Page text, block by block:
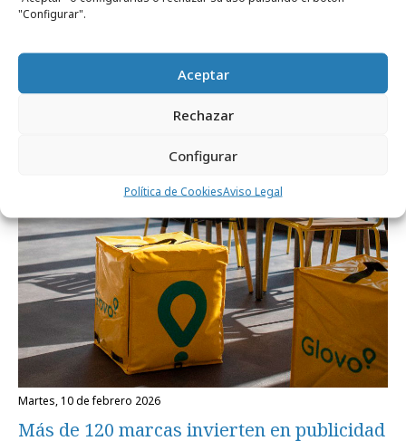
"Configurar".
Aceptar
Rechazar
Configurar
Política de CookiesAviso Legal
“Para lo que necesites”, primer trabajo de
GUT Madrid para Glovo
Empresas y Negocios
martes, 10 de febrero 2026
Más de 120 marcas invierten en publicidad